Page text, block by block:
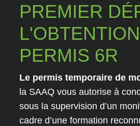
PREMIER
PERMIS 6R
Le permis temporaire de
la SAAQ vous autorise à
sous la supervision d’un
cadre d’une formation